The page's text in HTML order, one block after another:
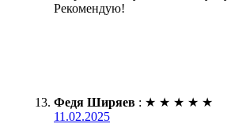
Рекомендую!
Федя Ширяев : ★ ★ ★ ★ ★
11.02.2025